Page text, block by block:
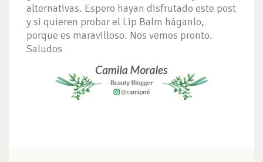
alternativas. Espero hayan disfrutado este post
y si quieren probar el Lip Balm háganlo,
porque es maravilloso. Nos vemos pronto.
Saludos